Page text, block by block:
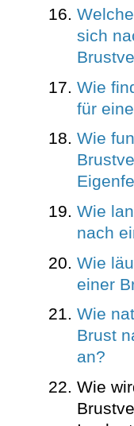
sich
Wie
für
Wie
Wie
nach
Wie
einer
Wie
Brust
an?
Wie